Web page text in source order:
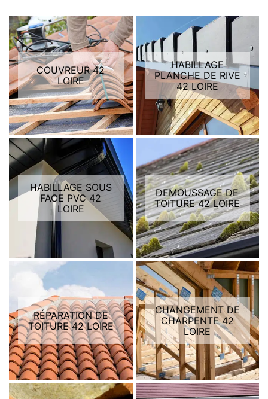
COUVREUR 42
LOIRE
HABILLAGE
PLANCHE DE RIVE
42 LOIRE
HABILLAGE SOUS
FACE PVC 42
LOIRE
DEMOUSSAGE DE
TOITURE 42 LOIRE
RÉPARATION DE
TOITURE 42 LOIRE
CHANGEMENT DE
CHARPENTE 42
LOIRE